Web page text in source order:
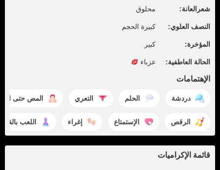
شعرالعانة: محلوق
النصف العلوي: كبيرة الحجم
المؤخرة: كبير
الحالة العاطفية: عزباء
الإهتمامات
دردشة الحلم التعري المص حتى
الرقص الإستمتاع إغراء اللعب
قائمة الإكراميات